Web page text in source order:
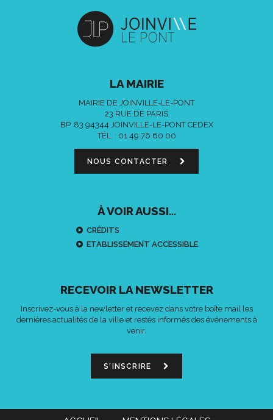
LA MAIRIE
MAIRIE DE JOINVILLE-LE-PONT
23 RUE DE PARIS
BP. 83 94344 JOINVILLE-LE-PONT CEDEX
TÉL. : 01 49 76 60 00
NOUS CONTACTER
À VOIR AUSSI...
CRÉDITS
ETABLISSEMENT ACCESSIBLE
RECEVOIR LA NEWSLETTER
Inscrivez-vous à la newletter et recevez dans votre boîte mail les
dernières actualités de la ville et restés informés des événements à
venir.
S'INSCRIRE